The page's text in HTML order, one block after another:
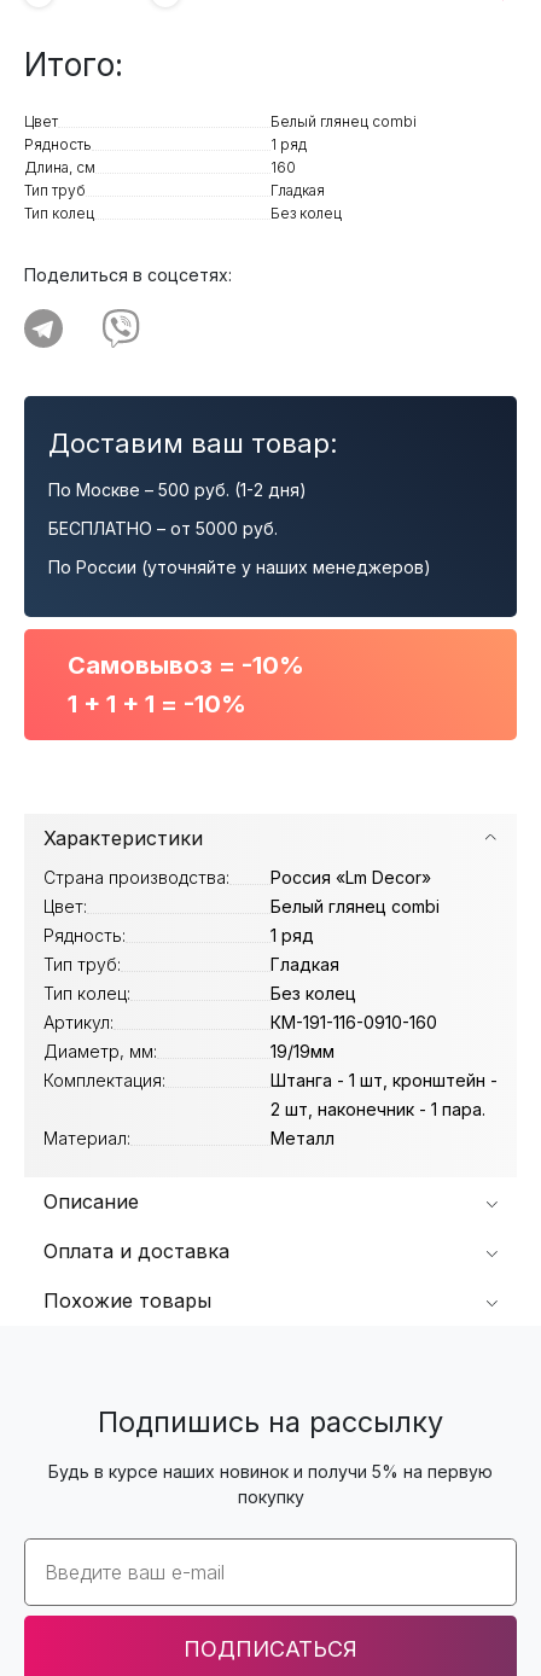
Итого:
Цвет
Белый глянец combi
Рядность
1 ряд
Длина, см
160
Тип труб
Гладкая
Тип колец
Без колец
Поделиться в соцсетях:
Доставим ваш товар:
По Москве – 500 руб. (1-2 дня)
БЕСПЛАТНО – от 5000 руб.
По России (уточняйте у наших менеджеров)
Самовывоз = -10%
1 + 1 + 1 = -10%
Характеристики
Страна производства:
Россия «Lm Decor»
Цвет:
Белый глянец combi
Рядность:
1 ряд
Тип труб:
Гладкая
Тип колец:
Без колец
Артикул:
КМ-191-116-0910-160
Диаметр, мм:
19/19мм
Комплектация:
Штанга - 1 шт, кронштейн -
2 шт, наконечник - 1 пара.
Материал:
Металл
Описание
Оплата и доставка
Похожие товары
Подпишись на рассылку
Будь в курсе наших новинок и получи 5% на первую
покупку
Email
ПОДПИСАТЬСЯ